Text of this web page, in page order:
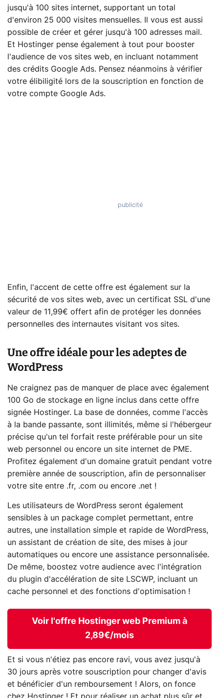
jusqu'à 100 sites internet, supportant un total
d'environ 25 000 visites mensuelles. Il vous est aussi
possible de créer et gérer jusqu'à 100 adresses mail.
Et Hostinger pense également à tout pour booster
l'audience de vos sites web, en incluant notamment
des crédits Google Ads. Pensez néanmoins à vérifier
votre élibiligité lors de la souscription en fonction de
votre compte Google Ads.
Enfin, l'accent de cette offre est également sur la
sécurité de vos sites web, avec un certificat SSL d'une
valeur de 11,99€ offert afin de protéger les données
personnelles des internautes visitant vos sites.
Une offre idéale pour les adeptes de
WordPress
Ne craignez pas de manquer de place avec également
100 Go de stockage en ligne inclus dans cette offre
signée Hostinger. La base de données, comme l'accès
à la bande passante, sont illimités, même si l'hébergeur
précise qu'un tel forfait reste préférable pour un site
web personnel ou encore un site internet de PME.
Profitez également d'un domaine gratuit pendant votre
première année de souscription, afin de personnaliser
votre site entre .fr, .com ou encore .net !
Les utilisateurs de WordPress seront également
sensibles à un package complet permettant, entre
autres, une installation simple et rapide de WordPress,
un assistant de création de site, des mises à jour
automatiques ou encore une assistance personnalisée.
De même, boostez votre audience avec l'intégration
du plugin d'accélération de site LSCWP, incluant un
cache personnel et des fonctions d'optimisation !
Voir l'offre Hostinger web Premium à
2,89€/mois
Et si vous n'étiez pas encore ravi, vous avez jusqu'à
30 jours après votre souscription pour changer d'avis
et bénéficier d'un remboursement ! Alors, on fonce